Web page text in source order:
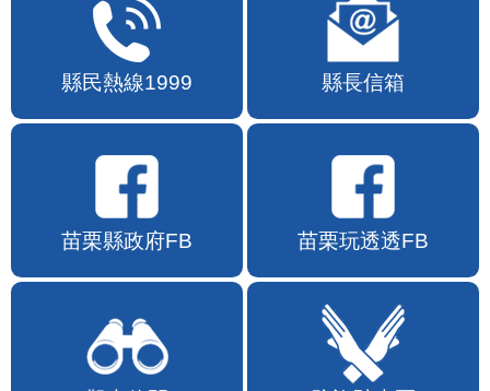
縣民熱線1999 縣長信箱
苗栗縣政府FB 苗栗玩透透FB